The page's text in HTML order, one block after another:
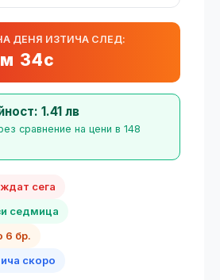
ДЕНЯ ИЗТИЧА СЛЕД:
33с
1.41 лв
сравнение на цени в 148
сега
седмица
6 бр.
скоро